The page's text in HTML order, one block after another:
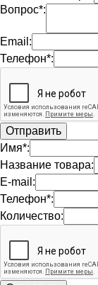
Вопрос*:
Email:
Телефон*:
Имя*:
Название товара:
E-mail:
Телефон*:
Количество: